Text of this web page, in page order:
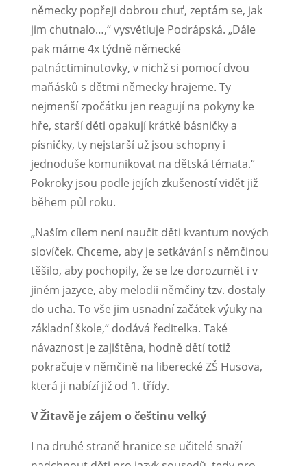
německy popřeji dobrou chuť, zeptám se, jak
jim chutnalo…,“ vysvětluje Podrápská. „Dále
pak máme 4x týdně německé
patnáctiminutovky, v nichž si pomocí dvou
maňásků s dětmi německy hrajeme. Ty
nejmenší zpočátku jen reagují na pokyny ke
hře, starší děti opakují krátké básničky a
písničky, ty nejstarší už jsou schopny i
jednoduše komunikovat na dětská témata.“
Pokroky jsou podle jejích zkušeností vidět již
během půl roku.
„Naším cílem není naučit děti kvantum nových
slovíček. Chceme, aby je setkávání s němčinou
těšilo, aby pochopily, že se lze dorozumět i v
jiném jazyce, aby melodii němčiny tzv. dostaly
do ucha. To vše jim usnadní začátek výuky na
základní škole,“ dodává ředitelka. Také
návaznost je zajištěna, hodně dětí totiž
pokračuje v němčině na liberecké ZŠ Husova,
která ji nabízí již od 1. třídy.
V Žitavě je zájem o češtinu velký
I na druhé straně hranice se učitelé snaží